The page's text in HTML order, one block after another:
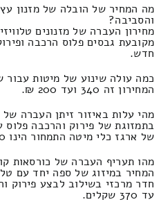
מה המחיר של הובלה של מזנון
והסביבה?
חדש.
כמה עולה שינוע של מיטות עבור
המחירון זה 340 ועד 200 ₪.
מהי עלות באיזור זיתן העברה
בתמזוגת של פירוק והרכבה
של ארגז כלי מיטה התמחור הינו 580 ועד 180 שקל.
מהו תעריף העברה של כורסאות
המחיר במיזוג של ספה יחד עם
עד 370 שקלים.